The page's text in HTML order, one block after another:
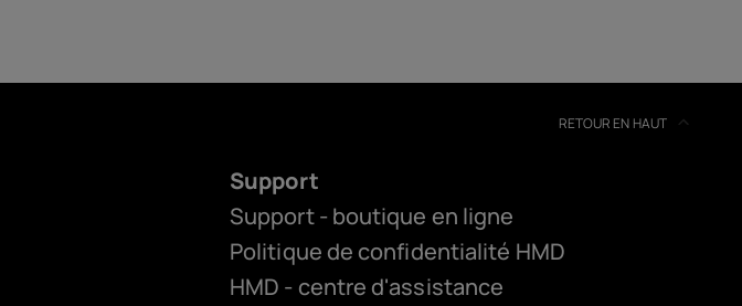
RETOUR EN HAUT
Support
Support - boutique en ligne
Politique de confidentialité HMD
HMD - centre d'assistance